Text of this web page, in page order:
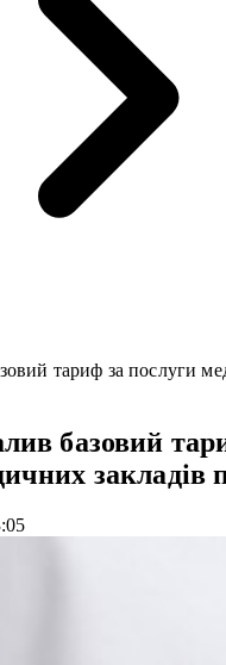
тариф за послуги
базовий
закладів